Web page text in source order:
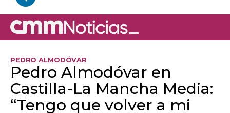
PEDRO ALMODÓVAR
Pedro Almodóvar en
Castilla-La Mancha Media:
“Tengo que volver a mi